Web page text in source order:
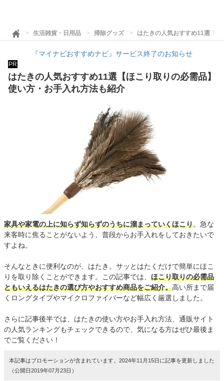
生活雑貨・日用品 掃除グッズ はたきの人気おすすめ11選【
『マイナビおすすめナビ』サービス終了のお知らせ
PR
はたきの人気おすすめ11選【ほこり取りの必需品】
使い方・お手入れ方法も紹介
家具や家電の上に知らず知らずのうちに溜まっていくほこり。急な
来客時に焦ることがないよう、普段からお手入れをしておきたいで
すよね。
そんなときに便利なのが、はたき。サッとはたくだけで簡単にほこ
りを取り除くことができます。この記事では、 ほこり取りの必需品
ともいえるはたきの選び方やおすすめ商品をご紹介。高い所まで届
くロングタイプやマイクロファイバーなど幅広く厳選しました。
さらに記事後半では、はたきの使い方やお手入れ方法、通販サイト
の人気ランキングもチェックできるので、気になる方はぜひ最後ま
でご覧ください！
本記事はプロモーションが含まれています。2024年11月15日に記事を更新しました
（公開日2019年07月23日）